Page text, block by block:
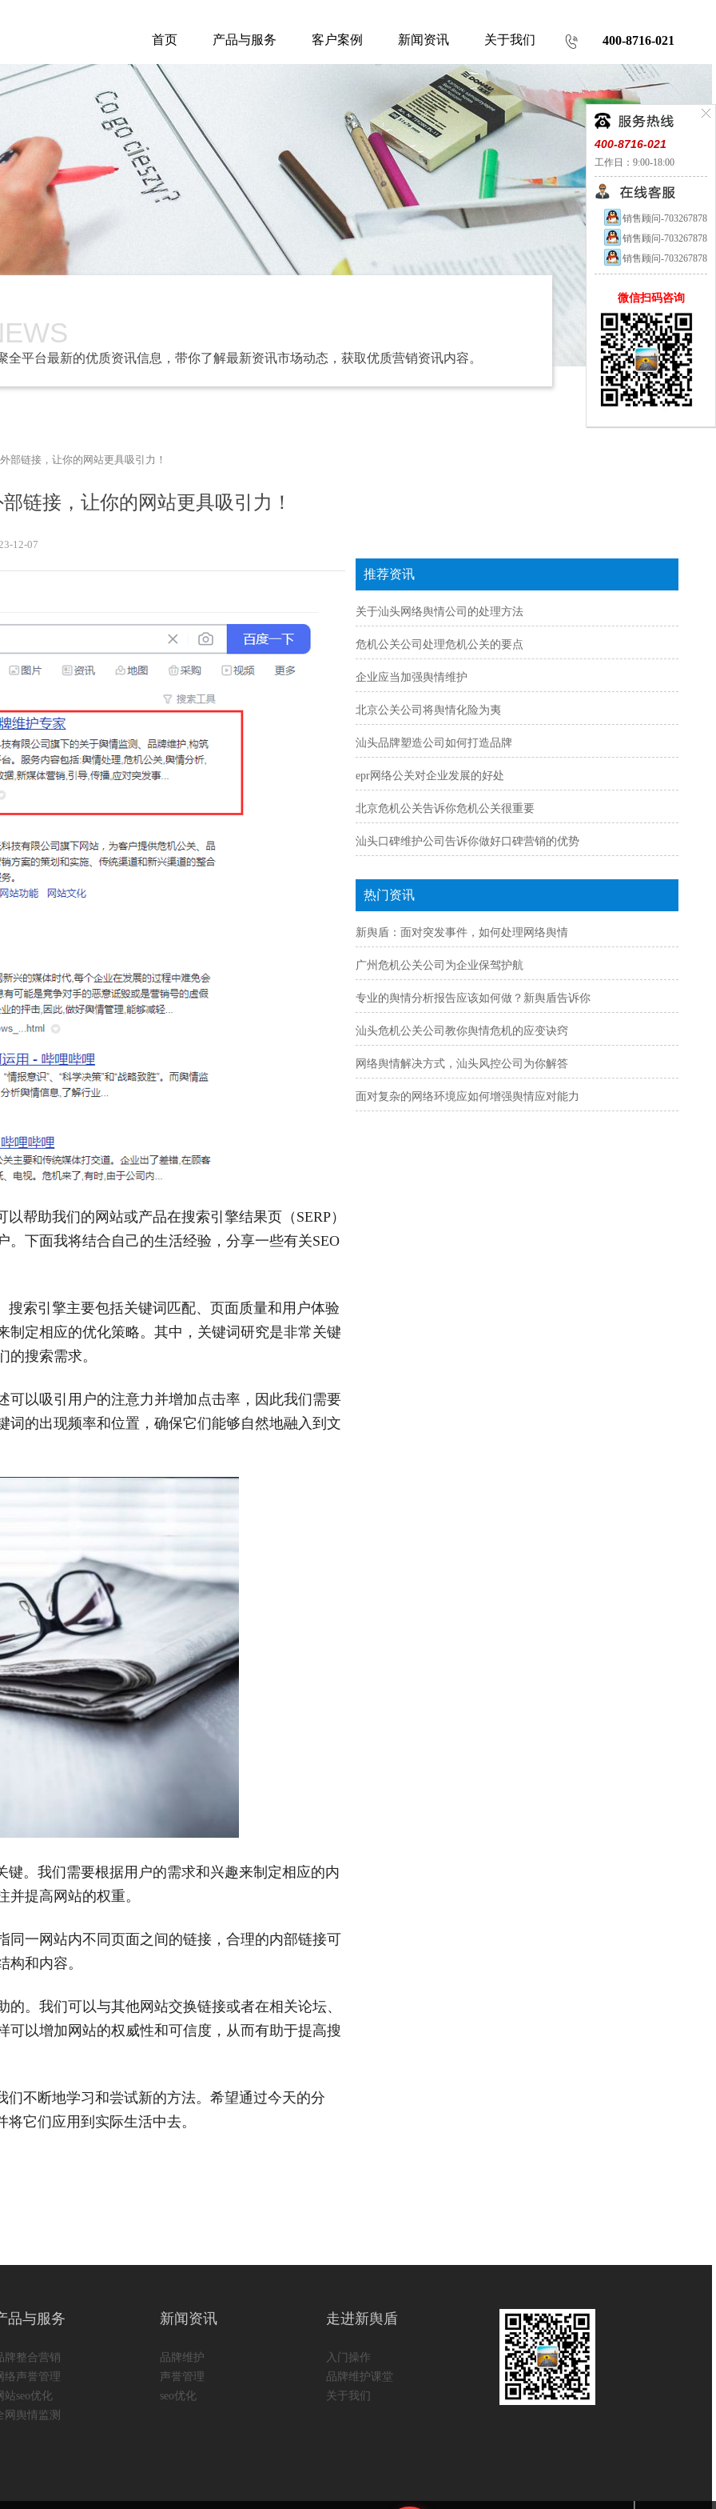
首页 产品与服务 客户案例 新闻资讯 关于我们 400-8716-021
全平台最新的优质资讯信息，带你了解最新资讯市场动态，获取优质营销资讯内容。
部链接，让你的网站更具吸引力！
链接，让你的网站更具吸引力！
12-07
帮助我们的网站或产品在搜索引擎结果页（SERP）
下面我将结合自己的生活经验，分享一些有关SEO
搜索引擎主要包括关键词匹配、页面质量和用户体验
定相应的优化策略。其中，关键词研究是非常关键
搜索需求。
以吸引用户的注意力并增加点击率，因此我们需要
的出现频率和位置，确保它们能够自然地融入到文
键。我们需要根据用户的需求和兴趣来制定相应的内
提高网站的权重。
一网站内不同页面之间的链接，合理的内部链接可
和内容。
。我们可以与其他网站交换链接或者在相关论坛、
以增加网站的权威性和可信度，从而有助于提高搜
不断地学习和尝试新的方法。希望通过今天的分
它们应用到实际生活中去。
推荐资讯
关于汕头网络舆情公司的处理方法
危机公关公司处理危机公关的要点
企业应当加强舆情维护
北京公关公司将舆情化险为夷
汕头品牌塑造公司如何打造品牌
epr网络公关对企业发展的好处
北京危机公关告诉你危机公关很重要
汕头口碑维护公司告诉你做好口碑营销的优势
热门资讯
新舆盾：面对突发事件，如何处理网络舆情
广州危机公关公司为企业保驾护航
专业的舆情分析报告应该如何做？新舆盾告诉你
汕头危机公关公司教你舆情危机的应变诀窍
网络舆情解决方式，汕头风控公司为你解答
面对复杂的网络环境应如何增强舆情应对能力
品与服务
牌整合营销
络声誉管理
站seo优化
网舆情监测
新闻资讯
品牌维护
声誉管理
seo优化
走进新舆盾
入门操作
品牌维护课堂
关于我们
400-8716-021
工作日：9:00-18:00
销售顾问-703267878
销售顾问-703267878
销售顾问-703267878
微信扫码咨询